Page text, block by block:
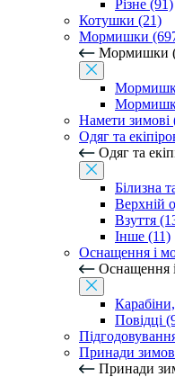
Різне (91)
Котушки (21)
Мормишки
Мормишки
Намети зимові
Одяг та
Одяг та
Білизна
Верхній
Взуття
Інше (11)
Оснащення і
Оснащення
Повідці
Принади
Принади